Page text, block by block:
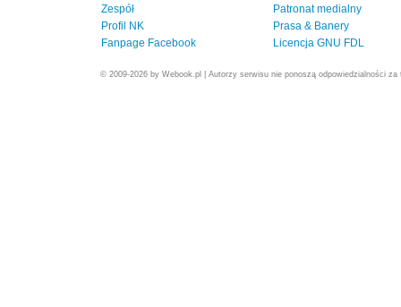
Zespół
Profil NK
Fanpage Facebook
Patronat medialny
Prasa & Banery
Licencja GNU FDL
© 2009-2026 by Webook.pl | Autorzy serwisu nie ponoszą odpowiedzialności